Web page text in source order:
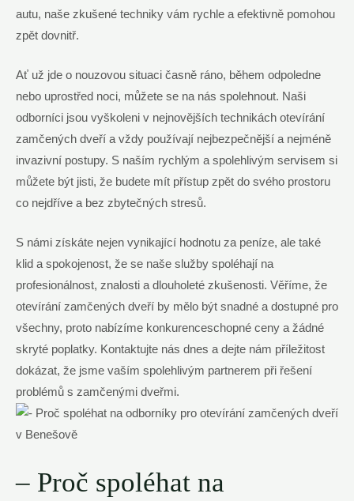
autu, naše zkušené techniky vám rychle a efektivně pomohou
zpět dovnitř.
Ať už jde o nouzovou situaci časně ráno, během odpoledne
nebo uprostřed noci, můžete se na nás spolehnout. Naši
odborníci jsou vyškoleni v nejnovějších technikách otevírání
zamčených dveří a vždy používají nejbezpečnější a nejméně
invazivní postupy. S naším rychlým a spolehlivým servisem si
můžete být jisti, že budete mít přístup zpět do svého prostoru
co nejdříve a bez zbytečných stresů.
S námi získáte nejen vynikající hodnotu za peníze, ale také
klid a spokojenost, že se naše služby spoléhají na
profesionálnost, znalosti a dlouholeté zkušenosti. Věříme, že
otevírání zamčených dveří by mělo být snadné a dostupné pro
všechny, proto nabízíme konkurenceschopné ceny a žádné
skryté poplatky. Kontaktujte nás dnes a dejte nám příležitost
dokázat, že jsme vaším spolehlivým partnerem při řešení
problémů s zamčenými dveřmi.
– Proč spoléhat na